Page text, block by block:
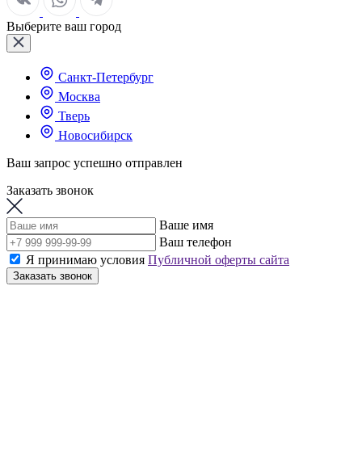
Выберите ваш город
Санкт-Петербург
Москва
Тверь
Новосибирск
Ваш запрос успешно отправлен
Заказать звонок
Ваше имя
Ваш телефон
Я принимаю условия Публичной оферты сайта
Заказать звонок